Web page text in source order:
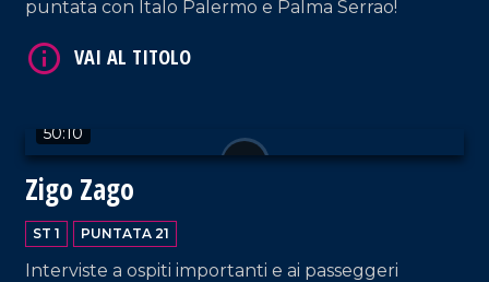
puntata con Italo Palermo e Palma Serrao!
50:10
Zigo Zago
ST 1 PUNTATA 21
Interviste a ospiti importanti e ai passeggeri
VAI AL TITOLO